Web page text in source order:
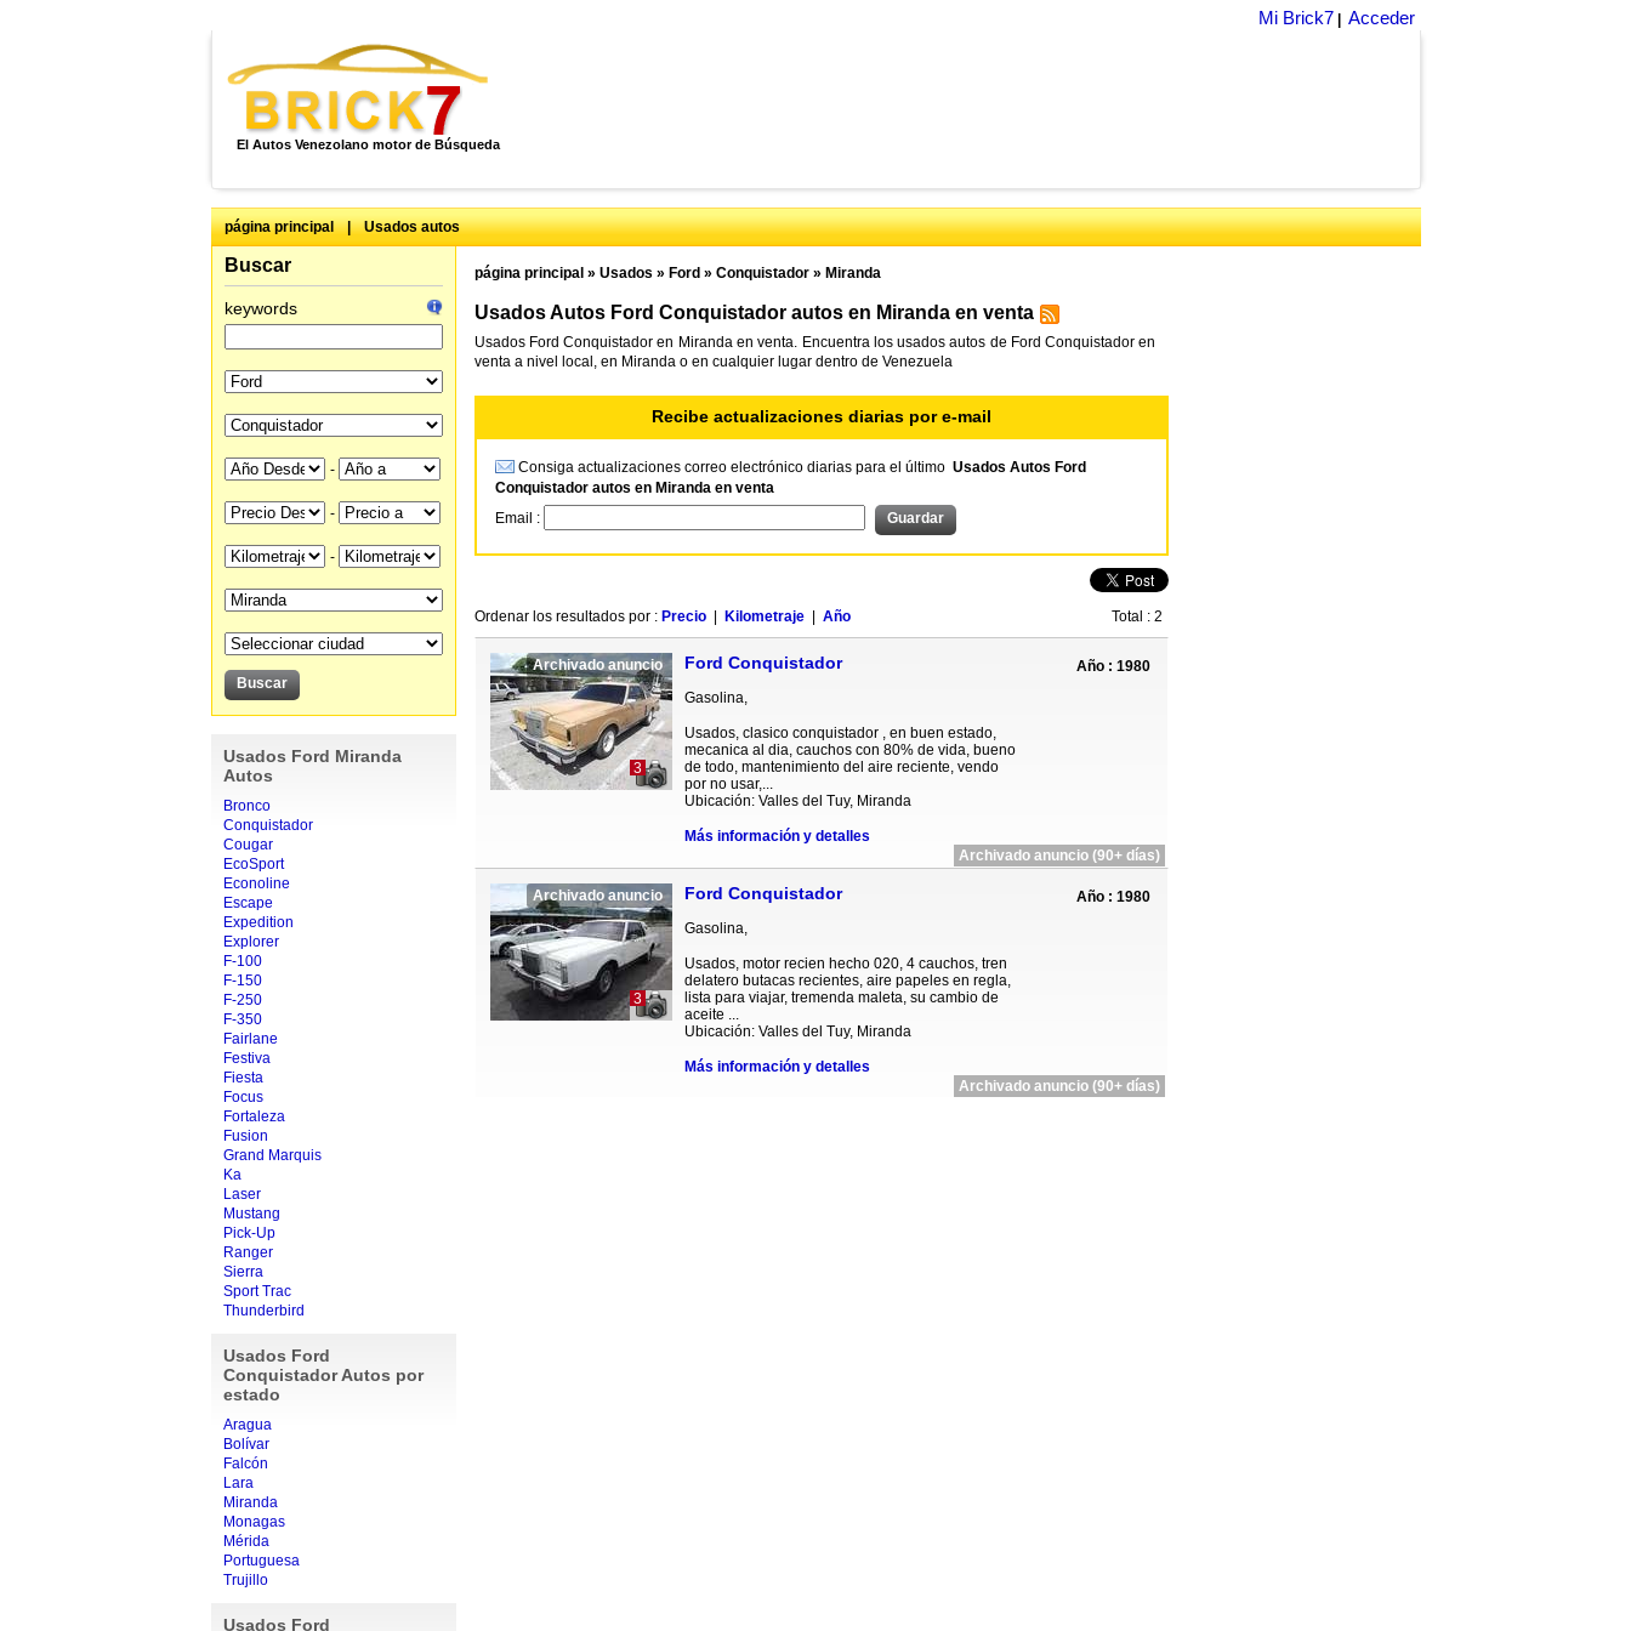
Mi Brick7 Acceder
El Autos Venezolano motor de Búsqueda
página principal | Usados autos
Buscar
keywords
-
-
-
Usados Ford Miranda
Autos
Bronco
Conquistador
Cougar
EcoSport
Econoline
Escape
Expedition
Explorer
F-100
F-150
F-250
F-350
Fairlane
Festiva
Fiesta
Focus
Fortaleza
Fusion
Grand Marquis
Ka
Laser
Mustang
Pick-Up
Ranger
Sierra
Sport Trac
Thunderbird
Usados Ford
Conquistador Autos por
estado
Aragua
Bolívar
Falcón
Lara
Miranda
Monagas
Mérida
Portuguesa
Trujillo
Usados Ford
página principal » Usados » Ford » Conquistador» Miranda
Usados Autos Ford Conquistador autos en Miranda en venta
Usados Ford Conquistador en Miranda en venta. Encuentra los usados autos de Ford Conquistador en
venta a nivel local, en Miranda o en cualquier lugar dentro de Venezuela
Recibe actualizaciones diarias por e-mail
Consiga actualizaciones correo electrónico diarias para el último Usados Autos Ford
Conquistador autos en Miranda en venta
Email :
Ordenar los resultados por : Precio| Kilometraje| Año Total : 2
Archivado anuncio
3
Ford Conquistador
Gasolina,
Usados, clasico conquistador , en buen estado,
mecanica al dia, cauchos con 80% de vida, bueno
de todo, mantenimiento del aire reciente, vendo
por no usar,...
Ubicación: Valles del Tuy, Miranda
Más información y detalles
Año : 1980
Archivado anuncio (90+ días)
Archivado anuncio
3
Ford Conquistador
Gasolina,
Usados, motor recien hecho 020, 4 cauchos, tren
delatero butacas recientes, aire papeles en regla,
lista para viajar, tremenda maleta, su cambio de
aceite ...
Ubicación: Valles del Tuy, Miranda
Más información y detalles
Año : 1980
Archivado anuncio (90+ días)